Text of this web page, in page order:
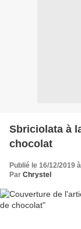
Sbriciolata à
chocolat
Publié le 16/12/2019
Par Chrystel